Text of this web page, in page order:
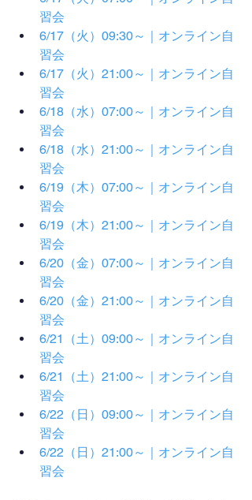
習会
6/17（火）09:30～｜オンライン自
習会
6/17（火）21:00～｜オンライン自
習会
6/18（水）07:00～｜オンライン自
習会
6/18（水）21:00～｜オンライン自
習会
6/19（木）07:00～｜オンライン自
習会
6/19（木）21:00～｜オンライン自
習会
6/20（金）07:00～｜オンライン自
習会
6/20（金）21:00～｜オンライン自
習会
6/21（土）09:00～｜オンライン自
習会
6/21（土）21:00～｜オンライン自
習会
6/22（日）09:00～｜オンライン自
習会
6/22（日）21:00～｜オンライン自
習会